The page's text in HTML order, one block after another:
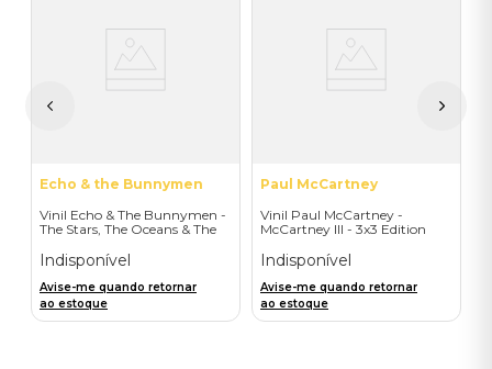
Echo & the Bunnymen
Vinil Echo & The Bunnymen -
The Stars, The Oceans & The
- Importado
Indisponível
Avise-me quando retornar
ao estoque
Paul McCartney
Vinil Paul McCartney -
McCartney III - 3x3 Edition
Indisponível
Avise-me quando retornar
ao estoque